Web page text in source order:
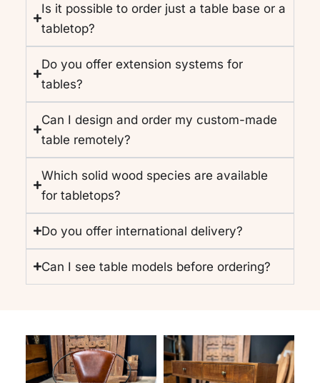
Is it possible to order just a table base or a
tabletop?
Do you offer extension systems for
tables?
Can I design and order my custom-made
table remotely?
Which solid wood species are available
for tabletops?
Do you offer international delivery?
Can I see table models before ordering?